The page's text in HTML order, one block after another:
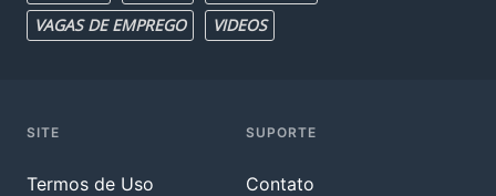
VAGAS DE EMPREGO
VIDEOS
SITE
Termos de Uso
SUPORTE
Contato